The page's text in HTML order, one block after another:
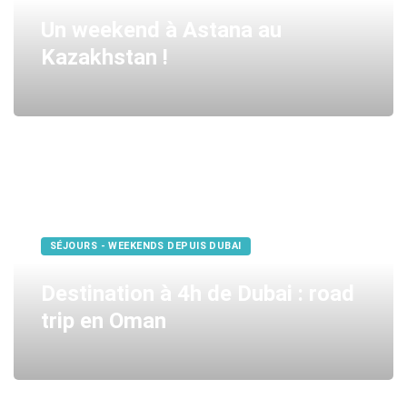
Un weekend à Astana au
Kazakhstan !
SÉJOURS - WEEKENDS DEPUIS DUBAI
Destination à 4h de Dubai : road
trip en Oman